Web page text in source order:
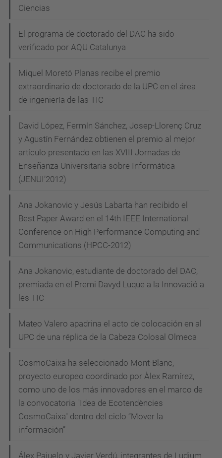
Ciencias
El programa de doctorado del DAC ha sido
verificado por AQU Catalunya
Miquel Moretó Planas recibe el premio
extraordinario de doctorado de la UPC en el área
de ingeniería de las TIC
David López, Fermín Sánchez, Josep-Llorenç Cruz
y Agustín Fernández obtienen el premio al mejor
artículo presentado en las XVIII Jornadas de
Enseñanza Universitaria sobre Informática
(JENUI’2012)
Ana Jokanovic y Jesús Labarta han recibido el
Best Paper Award en el 14th IEEE International
Conference on High Performance Computing and
Communications (HPCC-2012)
Ana Jokanovic, estudiante de doctorado del DAC,
premiada en el Premi Davyd Luque a la Innovació a
les TIC
Mateo Valero apadrina el acto de colocación en al
UPC de una réplica de la Cabeza Colosal Olmeca
CosmoCaixa ha seleccionado Mont-Blanc,
proyecto europeo coordinado por Àlex Ramírez,
como uno de los más innovadores en el marco de
la convocatoria "Idea de Ecotendències
CosmoCaixa" dentro del ciclo “Mover la
información”
Álex Pajuelo y Javier Verdú, integrantes de Ludium